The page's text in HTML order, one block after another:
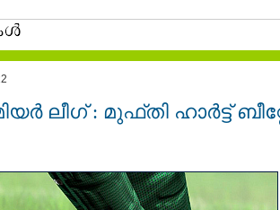
ലീഗ് : മുഫ്തി ഹാർട്ട്